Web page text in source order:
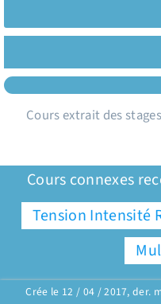
Cours extrait des
Cours connexes
Tension Intensité
Crée le 12 / 04 / 2017, der.